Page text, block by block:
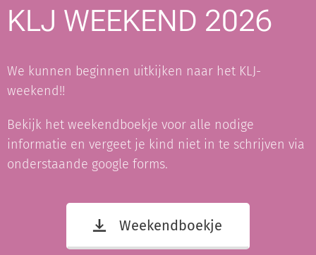
KLJ WEEKEND 2026
We kunnen beginnen uitkijken naar het KLJ-
weekend!!
Bekijk het weekendboekje voor alle nodige
informatie en vergeet je kind niet in te schrijven via
onderstaande google forms.
Weekendboekje